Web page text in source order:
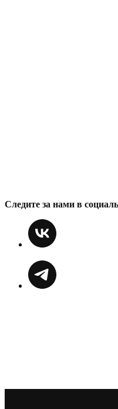
Следите за нами в